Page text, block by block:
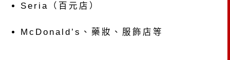
Seria（百元店）
McDonald’s、藥妝、服飾店等